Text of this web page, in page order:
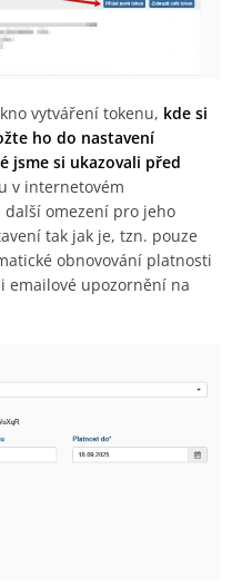
vytváření tokenu, kde si
ho do nastavení
jsme si ukazovali před
v internetovém
omezení pro jeho
tak jak je, tzn. pouze
obnovování platnosti
upozornění na